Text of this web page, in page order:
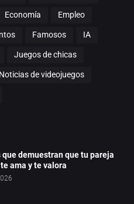
Economía Empleo
Famosos IA
Juegos de chicas
Noticias de videojuegos
que demuestran que tu pareja
ama y te valora